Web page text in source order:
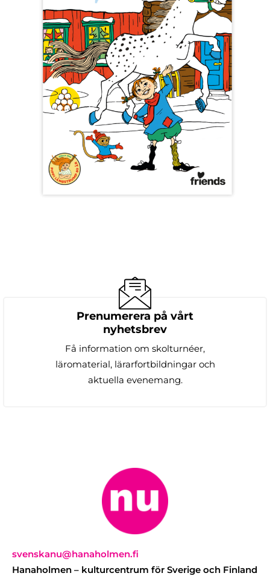
Prenumerera på vårt
nyhetsbrev
Få information om skolturnéer,
läromaterial, lärarfortbildningar och
aktuella evenemang.
svenskanu@hanaholmen.fi
Hanaholmen – kulturcentrum för Sverige och Finland